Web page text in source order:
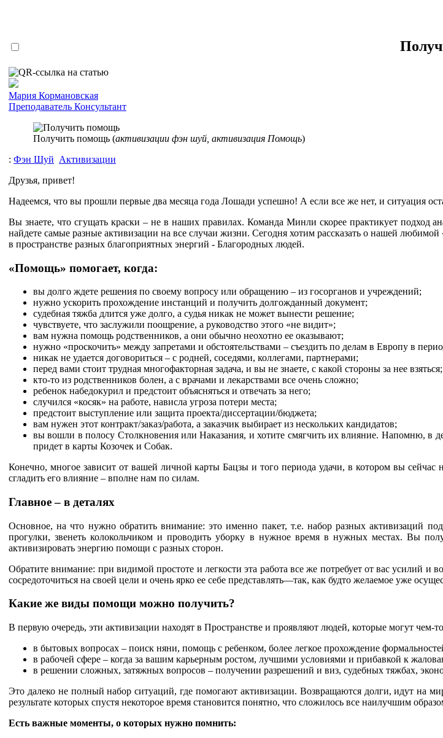
Мария Кормановская
Преподаватель Консультант
Получить помощь (активизации фэн шуй, активизация Помощь)
: Фэн Шуй Активизации
Друзья, привет!
Надеемся, что вы прошли первые два месяца года Лошади успешно! А если все же нет, и ситуация
Вы знаете, что сгущать краски – не в наших правилах. Команда Минли скорее практикует подход
найдете самые разные активизации на все случаи жизни. Сегодня хотим рассказать о нашей любимой
в пространстве разных благоприятных энергий - Благородных людей.
«Помощь» помогает, когда:
вы долго ждете решения по своему вопросу или обращению – из госорганов и учреждений;
нужно ускорить прохождение инстанций и получить долгожданный документ;
судебная тяжба длится уже долго, а судья никак не может вынести решение;
чувствуете, что заслужили поощрение, а руководство этого «не видит»;
вам нужна помощь родственников, а они обычно неохотно ее оказывают;
нужно «проскочить» между запретами и обстоятельствами – съездить по делам в Европу в
никак не удается договориться – с родней, соседями, коллегами, партнерами;
перед вами стоит трудная многофакторная задача, и вы не знаете, с какой стороны за нее взяться;
кто-то из родственников болен, а с врачами и лекарствами все очень сложно;
ребенок набедокурил и предстоит объясняться и отвечать за него;
случился «косяк» на работе, нависла угроза потери места;
предстоит выступление или защита проекта/диссертации/бюджета;
вам нужен этот контракт/заказ/работа, а заказчик выбирает из нескольких кандидатов;
вы вошли в полосу Столкновения или Наказания, и хотите смягчить их влияние. Напомню, в
придет в карты Козочек и Собак.
Конечно, многое зависит от вашей личной карты Бацзы и того периода удачи, в котором вы
сгладить его влияние – вполне нам по силам.
Главное– в деталях
Основное, на что нужно обратить внимание: это именно пакет, т.е. набор разных активизаций
прогулки, звенеть колокольчиком и проводить уборку в нужное время в нужных местах. Вы
активизировать энергию помощи с разных сторон.
Обратите внимание: при видимой простоте и легкости эта работа все же потребует от вас усилий
сосредоточиться на своей цели и очень ярко ее себе представлять—так, как будто желаемое уже
Какие же виды помощи можно получить?
В первую очередь, эти активизации находят в Пространстве и проявляют людей, которые могут чем-
в бытовых вопросах – поиск няни, помощь с ребенком, более легкое прохождение
в рабочей сфере – когда за вашим карьерным ростом, лучшими условиями и прибавкой к
в решении сложных, затяжных вопросов – получении разрешений и виз, судебных тяжбах,
Это далеко не полный набор ситуаций, где помогают активизации. Возвращаются долги, идут на
результате которых спустя некоторое время становится понятно, что сложилось все наилучшим
Есть важные моменты, о которых нужно помнить: